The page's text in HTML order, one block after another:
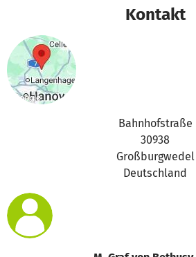
Gemeinsam mit vielen Kindern und
teilweise mit Migrationshintergrund,
Anleitung des Künstlers Pablo
mit zugeschnittenen Holzelementen
Die Aktion zeigte das große
war eine gelungende Aktion, die
entsprach - Menschen arbeiten
gemeinsame Sache und helfen
Grenzen, ohne Bedenken, ohne
Kontakt
Bahnhofstraße
30938
Großburgwedel
Deutschland